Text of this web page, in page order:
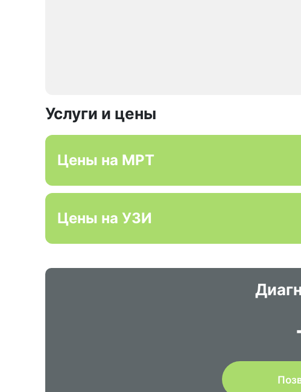
Услуги и цены
Цены на МРТ
Цены на УЗИ